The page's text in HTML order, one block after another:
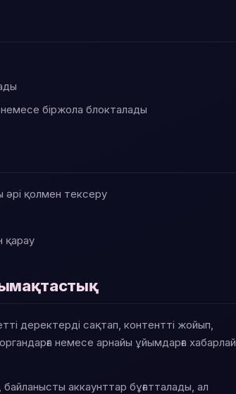
немесе біржола блокталады
әрі қолмен тексеру
қарау
деректерді сақтап, контентті жойып,
немесе арнайы ұйымдарға хабарлай
аккаунттар бұғатталады, ал